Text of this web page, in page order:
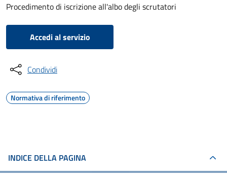
Procedimento di iscrizione all'albo degli scrutatori
Accedi al servizio
Condividi
Normativa di riferimento
INDICE DELLA PAGINA